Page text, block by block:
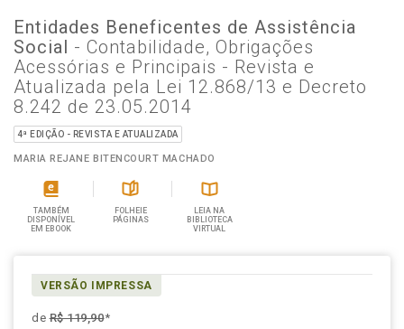
Entidades Beneficentes de Assistência
Social - Contabilidade, Obrigações
Acessórias e Principais - Revista e
Atualizada pela Lei 12.868/13 e Decreto
8.242 de 23.05.2014
4ª EDIÇÃO - REVISTA E ATUALIZADA
MARIA REJANE BITENCOURT MACHADO
TAMBÉM
DISPONÍVEL
EM EBOOK
FOLHEIE
PÁGINAS
LEIA NA
BIBLIOTECA
VIRTUAL
VERSÃO IMPRESSA
deR$ 119,90*